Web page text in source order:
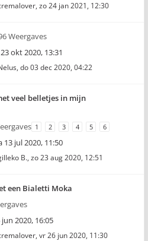
, zo 24 jan 2021, 12:30
Weergaves
okt 2020, 13:31
, do 03 dec 2020, 04:22
veel belletjes in mijn
1 2 3 4 5 6
13 jul 2020, 11:50
B., zo 23 aug 2020, 12:51
een Bialetti Moka
2020, 16:05
, vr 26 jun 2020, 11:30